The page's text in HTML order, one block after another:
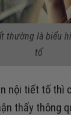
thường là biểu
tố
nội tiết tố thì
thấy thông